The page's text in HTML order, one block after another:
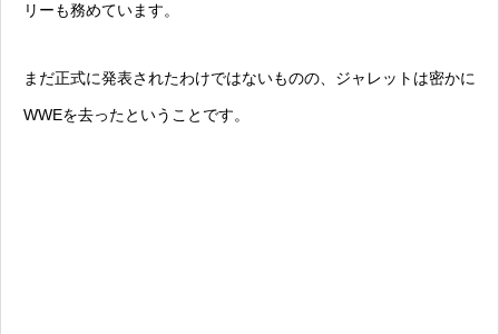
リーも務めています。
まだ正式に発表されたわけではないものの、ジャレットは密かに
WWEを去ったということです。